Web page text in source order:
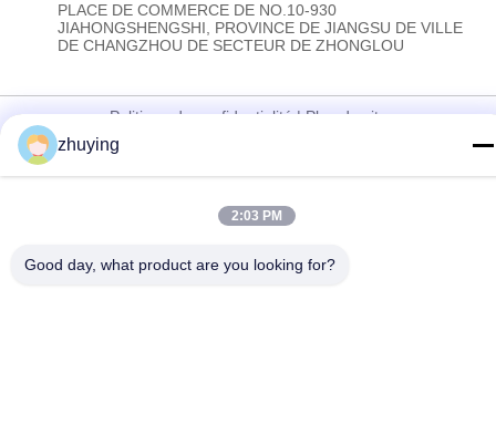
PLACE DE COMMERCE DE NO.10-930
JIAHONGSHENGSHI, PROVINCE DE JIANGSU DE VILLE
DE CHANGZHOU DE SECTEUR DE ZHONGLOU
Politique de confidentialité|Plan du site
La Chine est bonne. Qualité Grandes vessies de glace de
refroidisseur Fournisseur. Copyright © 2017-2026 Changzhou jisi
cold chain technology Co.,ltd Tout. Les droits sont réservés.
zhuying
2:03 PM
Good day, what product are you looking for?